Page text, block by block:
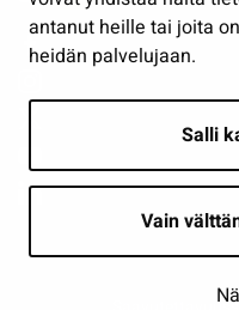
antanut heille tai joita
heidän palvelujaan.
Salli
Vain